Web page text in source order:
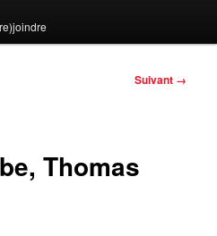
Suivant →
Thomas